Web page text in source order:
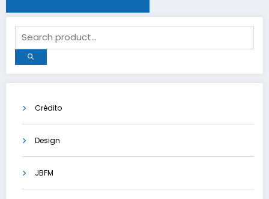
Crédito
Design
JBFM